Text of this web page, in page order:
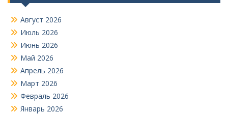
Август 2026
Июль 2026
Июнь 2026
Май 2026
Апрель 2026
Март 2026
Февраль 2026
Январь 2026